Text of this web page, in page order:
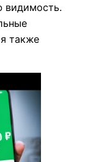
видимость.
также